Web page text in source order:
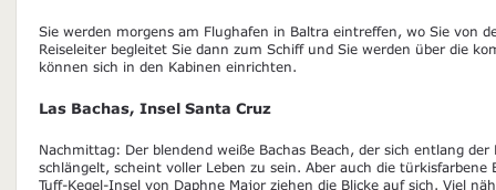
Sie werden morgens am Flughafen in Baltra eintreffen, wo Sie von
Reiseleiter begleitet Sie dann zum Schiff und Sie werden über die
können sich in den Kabinen einrichten.
Las Bachas, Insel Santa Cruz
Nachmittag: Der blendend weiße Bachas Beach, der sich entlang
schlängelt, scheint voller Leben zu sein. Aber auch die
Tuff-Kegel-Insel von Daphne Major ziehen die Blicke auf sich. Viel